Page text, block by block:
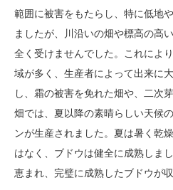
範囲に被害をもたらし、特に低地
ましたが、川沿いの畑や標高の高
全く受けませんでした。これによ
域が多く、生産者によって出来に
し、霜の被害を免れた畑や、二次
畑では、夏以降の素晴らしい天候
ンが生産されました。夏は暑く乾
はなく、ブドウは健全に成熟しま
恵まれ、完璧に成熟したブドウが